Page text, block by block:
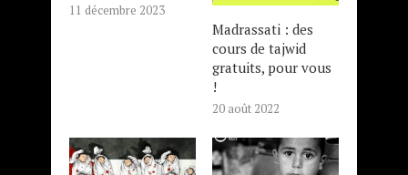
11 décembre 2023
Madrassati : des
cours de tajwid
gratuits, pour vous
!
20 août 2022